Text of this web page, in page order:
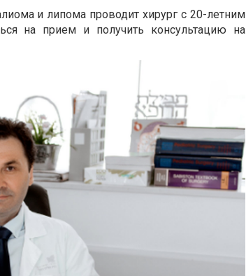
и липома проводит хирург с 20-летним
на прием и получить консультацию на